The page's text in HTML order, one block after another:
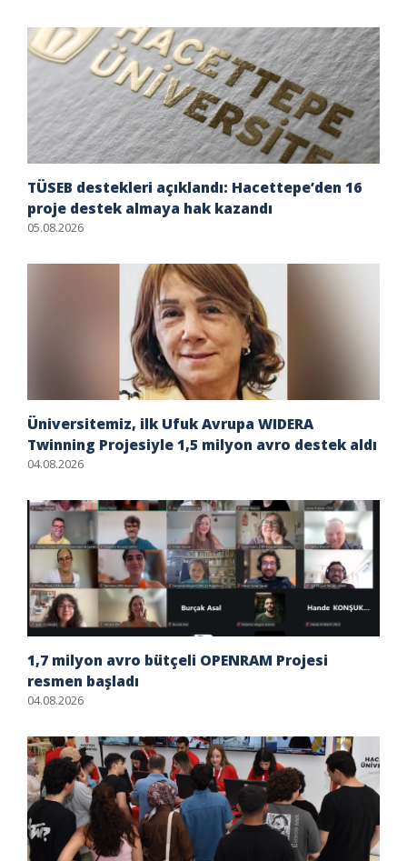
TÜSEB destekleri açıklandı: Hacettepe’den 16
proje destek almaya hak kazandı
05.08.2026
Üniversitemiz, ilk Ufuk Avrupa WIDERA
Twinning Projesiyle 1,5 milyon avro destek aldı
04.08.2026
1,7 milyon avro bütçeli OPENRAM Projesi
resmen başladı
04.08.2026